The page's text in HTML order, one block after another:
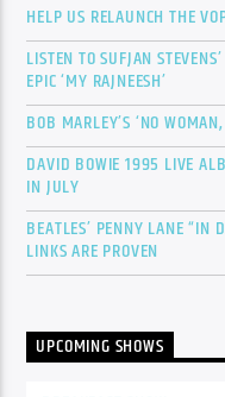
HELP US RELAUNCH THE
LISTEN TO SUFJAN
EPIC ‘MY RAJNEESH’
BOB MARLEY’S ‘NO
DAVID BOWIE 1995 LIVE
IN JULY
BEATLES’ PENNY LANE “IN
LINKS ARE PROVEN
UPCOMING SHOWS